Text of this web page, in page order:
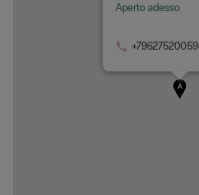
A
Aperto adesso
+79627520059